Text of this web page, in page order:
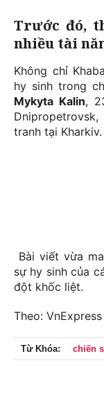
Trước đó,
nhiều tài
Không chỉ
hy sinh trong
Mykyta Kalin,
tranh tại Kharkiv.
Bài viết vừa
sự hy sinh của
đột khốc liệt.
Theo: VnExpress
Từ Khóa: chiến